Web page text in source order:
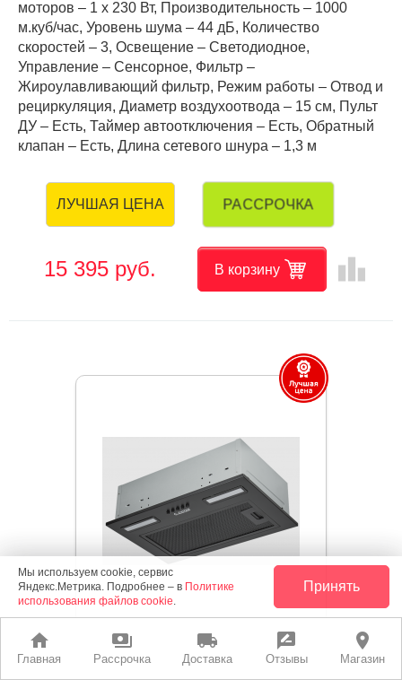
home
Главная
payments
Рассрочка
local_shipping
Доставка
rate_review
Отзывы
place
Магазин
моторов – 1 х 230 Вт, Производительность – 1000
м.куб/час, Уровень шума – 44 дБ, Количество
скоростей – 3, Освещение – Светодиодное,
Управление – Сенсорное, Фильтр –
Жироулавливающий фильтр, Режим работы – Отвод и
рециркуляция, Диаметр воздухоотвода – 15 см, Пульт
ДУ – Есть, Таймер автоотключения – Есть, Обратный
клапан – Есть, Длина сетевого шнура – 1,3 м
ЛУЧШАЯ ЦЕНА РАССРОЧКА
15 395 руб. В корзину leaderboard
Вытяжка EXITEQ EX-1525 Черный (встр)
Мы используем cookie, сервис
Яндекс.Метрика. Подробнее – в Политике
использования файлов cookie.
Принять